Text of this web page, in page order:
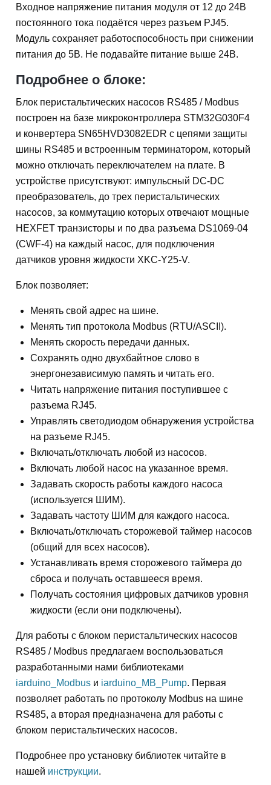
Входное напряжение питания модуля от 12 до 24В
постоянного тока подаётся через разъем PJ45.
Модуль сохраняет работоспособность при снижении
питания до 5В. Не подавайте питание выше 24В.
Подробнее о блоке:
Блок перистальтическиx насосов RS485 / Modbus
построен на базе микроконтроллера STM32G030F4
и конвертера SN65HVD3082EDR с цепями защиты
шины RS485 и встроенным терминатором, который
можно отключать переключателем на плате. В
устройстве присутствуют: импульсный DC-DC
преобразователь, до трех перистальтическиx
насосов, за коммутацию которых отвечают мощные
HEXFET транзисторы и по два разъема DS1069-04
(CWF-4) на каждый насос, для подключения
датчиков уровня жидкости XKC-Y25-V.
Блок позволяет:
Менять свой адрес на шине.
Менять тип протокола Modbus (RTU/ASCII).
Менять скорость передачи данных.
Сохранять одно двухбайтное слово в
энергонезависимую память и читать его.
Читать напряжение питания поступившее с
разъема RJ45.
Управлять светодиодом обнаружения устройства
на разъеме RJ45.
Включать/отключать любой из насосов.
Включать любой насос на указанное время.
Задавать скорость работы каждого насоса
(используется ШИМ).
Задавать частоту ШИМ для каждого насоса.
Включать/отключать сторожевой таймер насосов
(общий для всех насосов).
Устанавливать время сторожевого таймера до
сброса и получать оставшееся время.
Получать состояния цифровых датчиков уровня
жидкости (если они подключены).
Для работы с блоком перистальтическиx насосов
RS485 / Modbus предлагаем воспользоваться
разработанными нами библиотеками
iarduino_Modbus и iarduino_MB_Pump. Первая
позволяет работать по протоколу Modbus на шине
RS485, а вторая предназначена для работы с
блоком перистальтическиx насосов.
Подробнее про установку библиотек читайте в
нашей инструкции.